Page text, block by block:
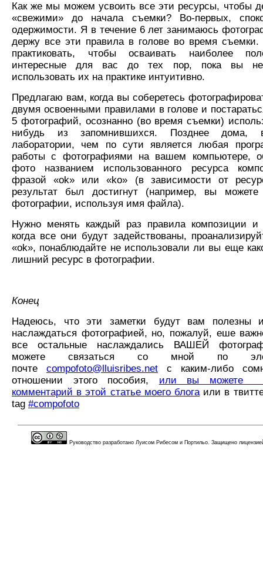
Как же мы можем усвоить все эти ресурсы, чтобы
«свежими» до начала съемки? Во-первых,
одержимости. Я в течение 6 лет занимаюсь
держу все эти правила в голове во время
практиковать, чтобы осваивать наиболее
интересные для вас до тех пор, пока вы не
использовать их на практике интуитивно.
Предлагаю вам, когда вы соберетесь
двумя освоенными правилами в голове и
5 фотографий, осознанно (во время съемки)
нибудь из запомнившихся. Позднее дома,
лаборатории, чем по сути является любая
работы с фотографиями на вашем компьютере,
фото названием использованного ресурса
фразой «оk» или «kо» (в зависимости от
результат был достигнут (например, вы можете
фотографии, используя имя файла).
Нужно менять каждый раз правила композиции и
когда все они будут задействованы,
«оk», понаблюдайте не использовали ли вы еще
лишний ресурс в фотографии.
Конец
Надеюсь, что эти заметки будут вам полезны
наслаждаться фотографией, но, пожалуй, еше
все остальные наслаждались ВАШЕЙ
можете связаться со мной по
почте compofoto@lluisribes.net с каким-либо
отношении этого пособия, или вы можете
комментарий в этой статье моего блогаили в
tag #compofoto
Руководство разработано Луисом Рибесом и Портильо. Защищено